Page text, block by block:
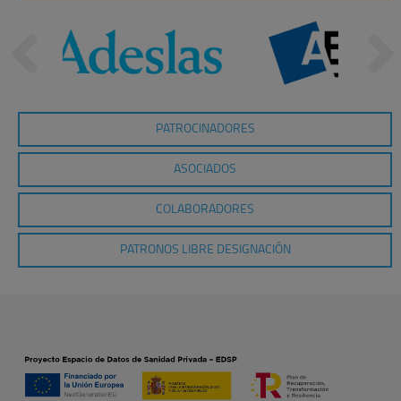
PATROCINADORES
ASOCIADOS
COLABORADORES
PATRONOS LIBRE DESIGNACIÓN